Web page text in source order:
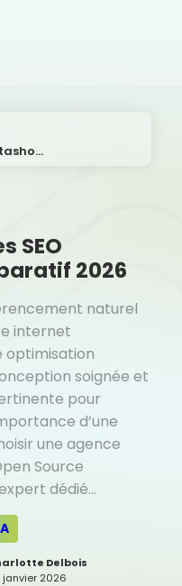
Meilleures agences SEO Prestashop : comparatif 2026
SEO
2026
naturel
internet
optimisation
soignée et
pour
d’une
une agence
Source
dédié…
Delbois
janvier 2026